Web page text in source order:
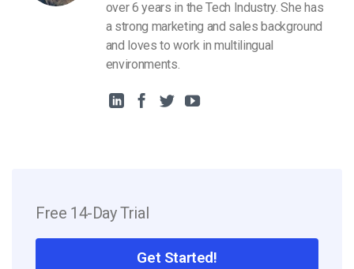
over 6 years in the Tech Industry. She has
a strong marketing and sales background
and loves to work in multilingual
environments.
Free 14-Day Trial
Get Started!